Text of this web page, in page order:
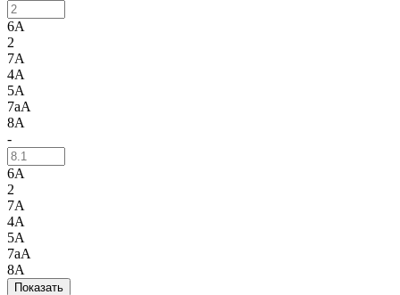
6А
2
7А
4А
5А
7аА
8А
-
6А
2
7А
4А
5А
7аА
8А